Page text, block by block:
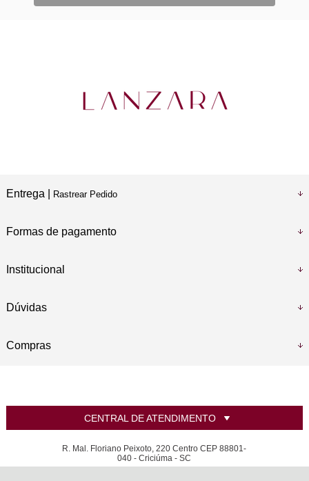
Entrega | Rastrear Pedido
Formas de pagamento
Institucional
Dúvidas
Compras
CENTRAL DE ATENDIMENTO
R. Mal. Floriano Peixoto, 220 Centro CEP 88801-
040 - Criciúma - SC